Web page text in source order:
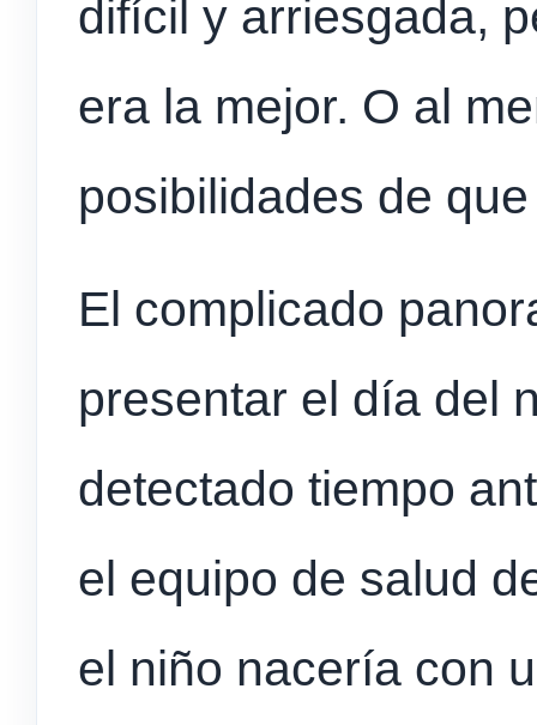
difícil y arriesgada,
era la mejor. O al
posibilidades de
El complicado
presentar el día del
detectado tiempo
el equipo de salud
el niño nacería con